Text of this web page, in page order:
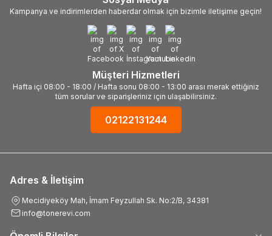
Kampanya ve indirimlerden haberdar olmak için bizimle iletişime geçin!
Müşteri Hizmetleri
Hafta içi 08:00 - 18:00 / Hafta sonu 08:00 - 13:00 arası merak ettiğiniz
tüm sorular ve siparişleriniz için ulaşabilirsiniz.
02122131244
Adres & İletişim
Mecidiyeköy Mah, İmam Feyzullah Sk. No:2/B, 34381
info@tonerevi.com